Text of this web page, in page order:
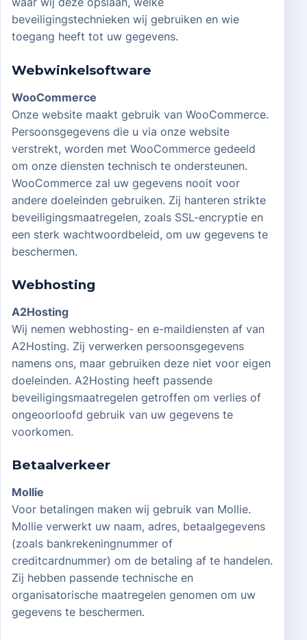
beveiligingstechnieken wij gebruiken en wie
toegang heeft tot uw gegevens.
Webwinkelsoftware
WooCommerce
Onze website maakt gebruik van WooCommerce.
Persoonsgegevens die u via onze website
verstrekt, worden met WooCommerce gedeeld
om onze diensten technisch te ondersteunen.
WooCommerce zal uw gegevens nooit voor
andere doeleinden gebruiken. Zij hanteren strikte
beveiligingsmaatregelen, zoals SSL-encryptie en
een sterk wachtwoordbeleid, om uw gegevens te
beschermen.
Webhosting
A2Hosting
Wij nemen webhosting- en e-maildiensten af van
A2Hosting. Zij verwerken persoonsgegevens
namens ons, maar gebruiken deze niet voor eigen
doeleinden. A2Hosting heeft passende
beveiligingsmaatregelen getroffen om verlies of
ongeoorloofd gebruik van uw gegevens te
voorkomen.
Betaalverkeer
Mollie
Voor betalingen maken wij gebruik van Mollie.
Mollie verwerkt uw naam, adres, betaalgegevens
(zoals bankrekeningnummer of
creditcardnummer) om de betaling af te handelen.
Zij hebben passende technische en
organisatorische maatregelen genomen om uw
gegevens te beschermen.